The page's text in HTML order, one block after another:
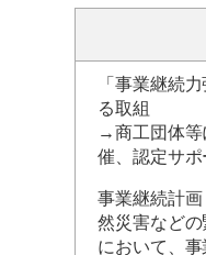
「事業継続
る取組
→商工団体等
催、認定サポ
事業継続計
然災害など
において、